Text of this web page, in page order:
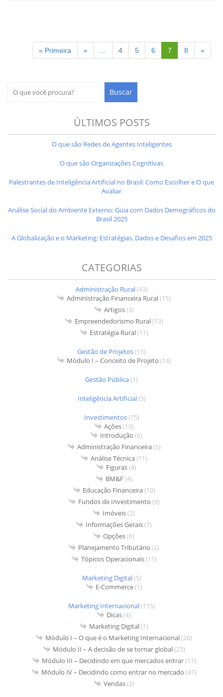
« Primeira « ... 4 5 6 7 8 »
ÚLTIMOS POSTS
O que são Redes de Agentes Inteligentes
O que são Organizações Cognitivas
Palestrantes de Inteligência Artificial no Brasil: Como Escolher e O que
Avaliar
Análise Social do Ambiente Externo: Guia com Dados Demográficos do
Brasil 2025
A Globalização e o Marketing: Estratégias, Dados e Desafios em 2025
CATEGORIAS
Administração Rural(43)
Administração Financeira Rural(15)
Artigos(3)
Empreendedorismo Rural(13)
Estratégia Rural(11)
Gestão de Projetos(15)
Módulo I – Conceito de Projeto (14)
Gestão Pública(1)
Inteligência Artificial(3)
Investimentos(75)
Ações(10)
Introdução (6)
Administração Financeira(5)
Análise Técnica(11)
Figuras(4)
BM&F(4)
Educação Financeira(10)
Fundos de Investimento (9)
Imóveis(2)
Informações Gerais(7)
Opções(6)
Planejamento Tributário (2)
Tópicos Operacionais(11)
Marketing Digital(5)
E-Commerce(1)
Marketing Internacional(115)
Dicas(4)
Marketing Digital(1)
Módulo I – O que é o Marketing Internacional(20)
Módulo II – A decisão de se tornar global(23)
Módulo III – Decidindo em que mercados entrar(17)
Módulo IV – Decidindo como entrar no mercado (47)
Vendas(2)